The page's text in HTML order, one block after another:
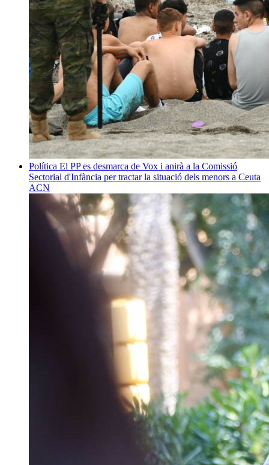
Política El PP es desmarca de Vox i anirà a la Comissió
Sectorial d'Infància per tractar la situació dels menors a Ceuta
ACN